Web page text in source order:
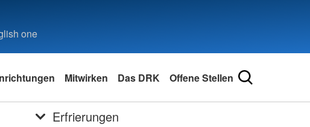
one
Mitwirken Das DRK Offene Stellen
Erfrierungen